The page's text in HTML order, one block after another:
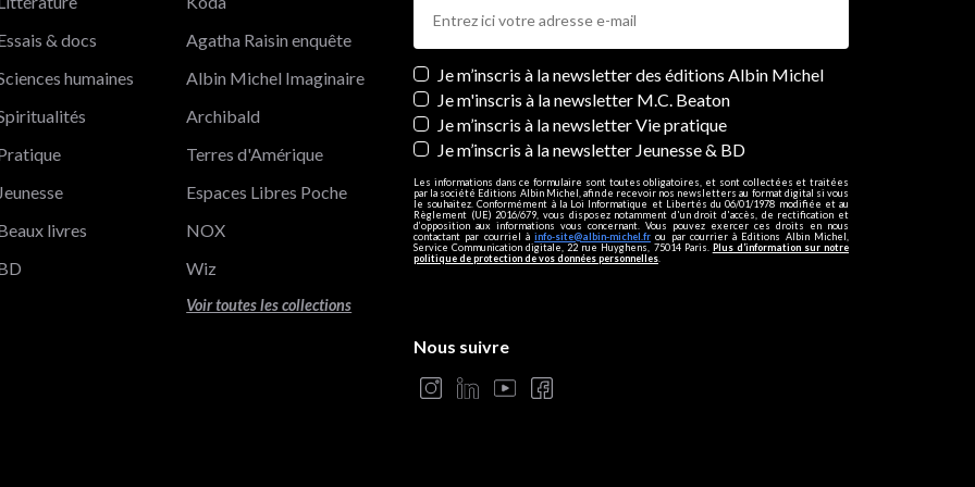
Newsletters
Je m’inscris à la newsletter des éditions Albin Michel
Je m'inscris à la newsletter M.C. Beaton
Je m’inscris à la newsletter Vie pratique
Je m’inscris à la newsletter Jeunesse & BD
Les informations dans ce formulaire sont toutes obligatoires, et sont collectées et traitées
par la société Editions Albin Michel, afin de recevoir nos newsletters au format digital si vous
le souhaitez. Conformément à la Loi Informatique et Libertés du 06/01/1978 modifiée et au
Règlement (UE) 2016/679, vous disposez notamment d'un droit d'accès, de rectification et
d’opposition aux informations vous concernant. Vous pouvez exercer ces droits en nous
contactant par courriel àinfo-site@albin-michel.fr ou par courrier à Editions Albin Michel,
Service Communication digitale, 22 rue Huyghens, 75014 Paris. Plus d’information sur notre
politique de protection de vos données personnelles
& docs
humaines
Jeunesse
livres
Agatha Raisin enquête
Albin Michel Imaginaire
Archibald
Terres d'Amérique
Espaces Libres Poche
NOX
Wiz
Voir toutes les collections
Nous suivre